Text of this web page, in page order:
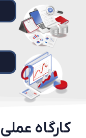
کارگاه عملی